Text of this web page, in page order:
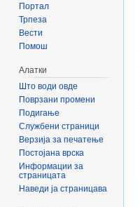
Портал
Трпеза
Вести
Помош
Алатки
Што води овде
Поврзани промени
Подигање
Службени страници
Верзија за печатење
Постојана врска
Информации за
страницата
Наведи ја страницава